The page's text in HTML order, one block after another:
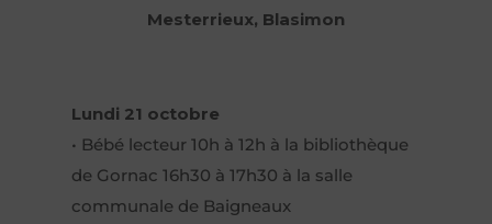
Mesterrieux, Blasimon
Lundi 21 octobre
• Bébé lecteur 10h à 12h à la bibliothèque
de Gornac 16h30 à 17h30 à la salle
communale de Baigneaux